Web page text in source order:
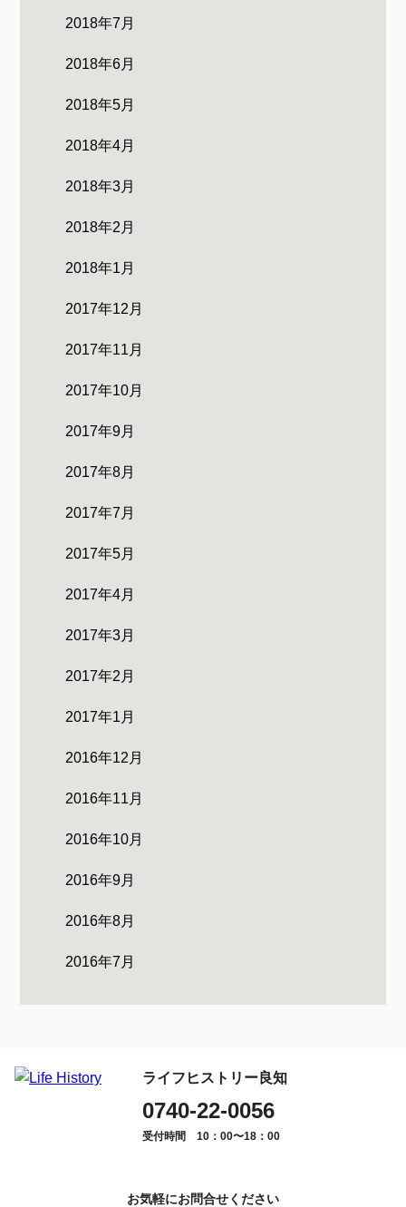
2018年7月
2018年6月
2018年5月
2018年4月
2018年3月
2018年2月
2018年1月
2017年12月
2017年11月
2017年10月
2017年9月
2017年8月
2017年7月
2017年5月
2017年4月
2017年3月
2017年2月
2017年1月
2016年12月
2016年11月
2016年10月
2016年9月
2016年8月
2016年7月
ライフヒストリー良知
0740-22-0056
受付時間 10：00〜18：00
お気軽にお問合せください